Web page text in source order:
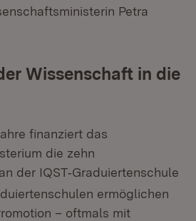
Petra
Wissenschaft in die
finanziert das
die zehn
der IQST‑Graduiertenschule
ermöglichen
– oftmals mit